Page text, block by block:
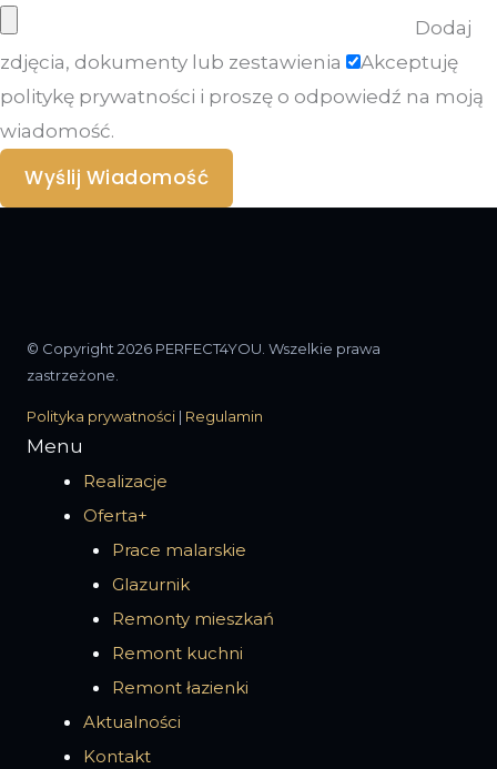
Dodaj
zdjęcia, dokumenty lub zestawienia
Akceptuję
politykę prywatności i proszę o odpowiedź na moją
wiadomość.
Wyślij Wiadomość
© Copyright 2026 PERFECT4YOU. Wszelkie prawa
zastrzeżone.
Polityka prywatności | Regulamin
Menu
Realizacje
Oferta+
Prace malarskie
Glazurnik
Remonty mieszkań
Remont kuchni
Remont łazienki
Aktualności
Kontakt